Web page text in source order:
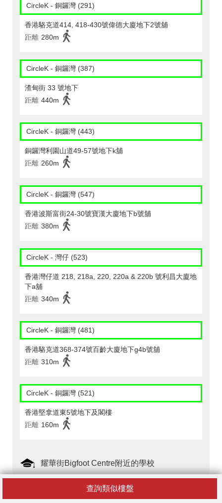
查詢類似樓盤
CircleK - 銅鑼灣 (291)
香港駱克道414, 418-430號偉德大廈地下2號舖
距離 280m
CircleK - 銅鑼灣 (387)
渣甸街 33 號地下
距離 440m
CircleK - 銅鑼灣 (443)
銅鑼灣利園山道49-57號地下k舖
距離 260m
CircleK - 銅鑼灣 (547)
香港波斯富街24-30號寶漢大廈地下b號舖
距離 380m
CircleK - 灣仔 (523)
香港灣仔道 218, 218a, 220, 220a & 220b 號利昌大廈地
下a舖
距離 340m
CircleK - 銅鑼灣 (481)
香港駱克道368-374號百齡大廈地下g4b號舖
距離 310m
CircleK - 銅鑼灣 (521)
香港堅拿道東5號地下及閣樓
距離 160m
耀華街Bigfoot Centre附近的學校
保良局金銀業貿易場張凝文學校